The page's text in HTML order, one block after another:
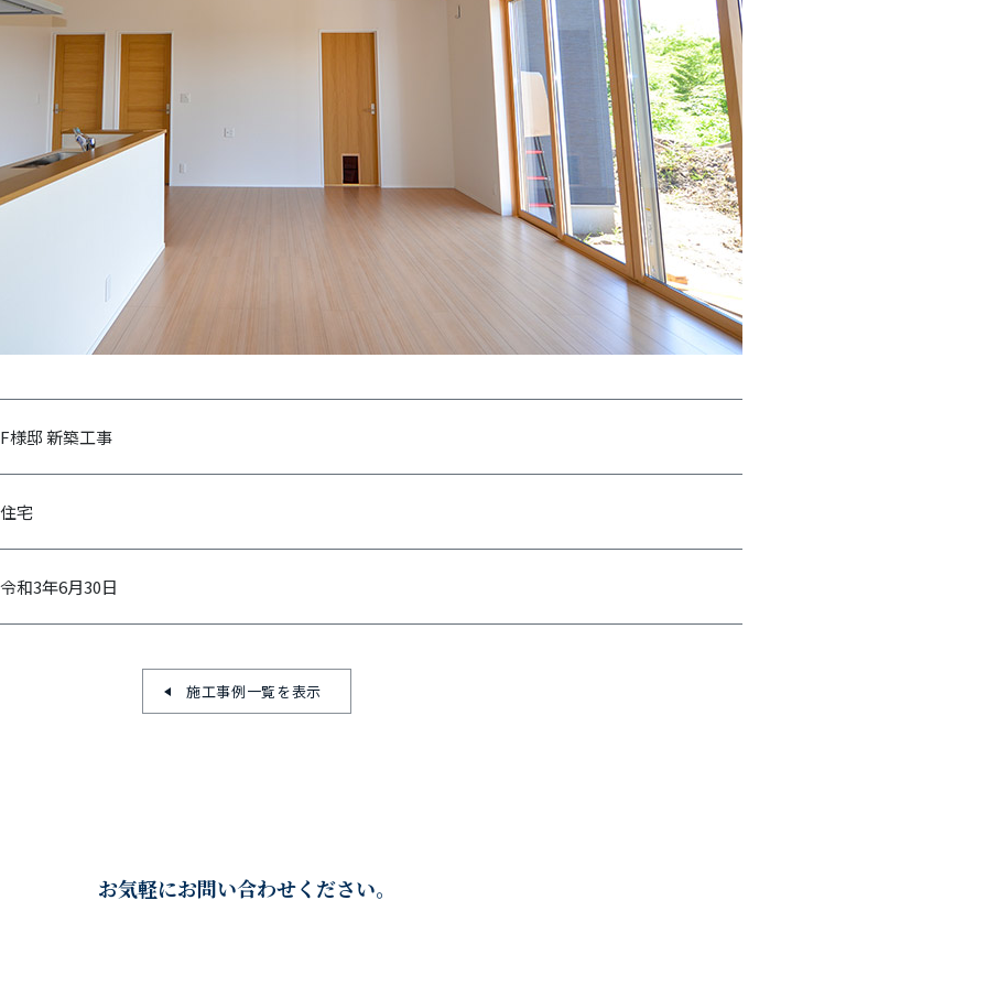
F様邸 新築工事
住宅
令和3年6月30日
施工事例一覧を表示
お気軽にお問い合わせください。